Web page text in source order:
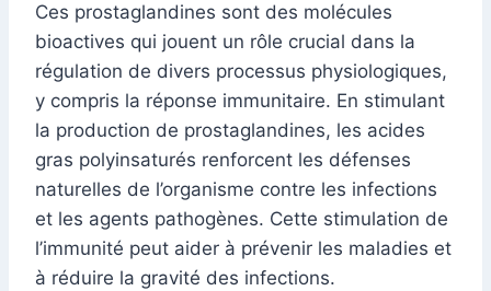
Ces prostaglandines sont des molécules
bioactives qui jouent un rôle crucial dans la
régulation de divers processus physiologiques,
y compris la réponse immunitaire. En stimulant
la production de prostaglandines, les acides
gras polyinsaturés renforcent les défenses
naturelles de l’organisme contre les infections
et les agents pathogènes. Cette stimulation de
l’immunité peut aider à prévenir les maladies et
à réduire la gravité des infections.